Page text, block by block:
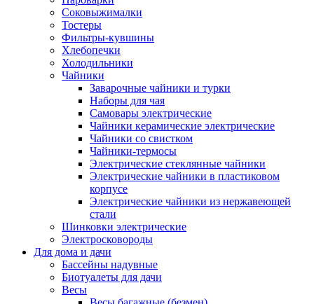
Соковыжималки
Тостеры
Фильтры-кувшины
Хлебопечки
Холодильники
Чайники
Заварочные чайники и турки
Наборы для чая
Самовары электрические
Чайники керамические электрические
Чайники со свистком
Чайники-термосы
Электрические стеклянные чайники
Электрические чайники в пластиковом
корпусе
Электрические чайники из нержавеющей
стали
Шинковки электрические
Электросковороды
Для дома и дачи
Бассейны надувные
Биотуалеты для дачи
Весы